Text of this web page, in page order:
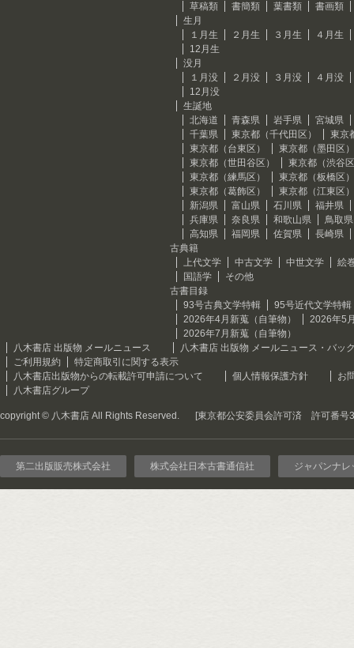
草稿類
書簡類 葉書類
書画類
生月
１月生
２月生 ３月生
４月生
12月生
没月
１月没
２月没 ３月没
４月没
12月没
生誕地
北海道
青森県 岩手県
宮城県
千葉県
東京都（千代田区）
東京
東京都（台東区）
東京都（墨田区）
東京都（世田谷区）
東京都（渋谷
東京都（練馬区）
東京都（板橋区）
東京都（葛飾区）
東京都（江東区）
新潟県
富山県 石川県
福井県
兵庫県
奈良県 和歌山県
鳥取県
高知県
福岡県 佐賀県
長崎県
古典籍
上代文学
中古文学 中世文学
絵
国語学
その他
古書目録
93号古典文学特輯
95号近代文学特輯
2026年4月新蒐（自筆物）
2026年5
2026年7月新蒐（自筆物）
八木書店 出版物 メールニュース
八木書店 出版物 メールニュース・バッ
ご利用規約
特定商取引に関する表示
八木書店出版物からの転載許可申請について
個人情報保護方針
お
八木書店グループ
copyright © 八木書店 All Rights Reserved. [東京都公安委員会許可済 許可番号
第二出版販売株式会社 株式会社日本古書通信社 ジャパンナレ